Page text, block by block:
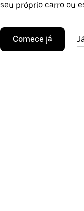
seu próprio carro ou
Comece já